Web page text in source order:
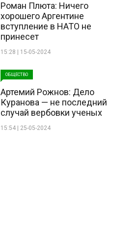
Роман Плюта: Ничего
хорошего Аргентине
вступление в НАТО не
принесет
15:28 | 15-05-2024
ОБЩЕСТВО
Артемий Рожнов: Дело
Куранова — не последний
случай вербовки ученых
15:54 | 25-05-2024